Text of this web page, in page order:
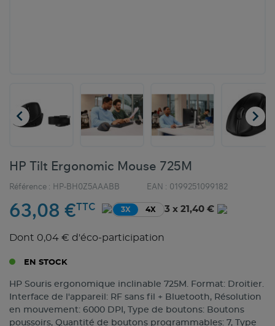
 
HP Tilt Ergonomic Mouse 725M
Référence : HP-BH0Z5AAABB EAN : 0199251099182
63,08 €TTC 3X 4X 3 x 21,40 €
Dont 0,04 € d'éco-participation
EN STOCK
HP Souris ergonomique inclinable 725M. Format: Droitier.
Interface de l'appareil: RF sans fil + Bluetooth, Résolution
en mouvement: 6000 DPI, Type de boutons: Boutons
poussoirs, Quantité de boutons programmables: 7, Type